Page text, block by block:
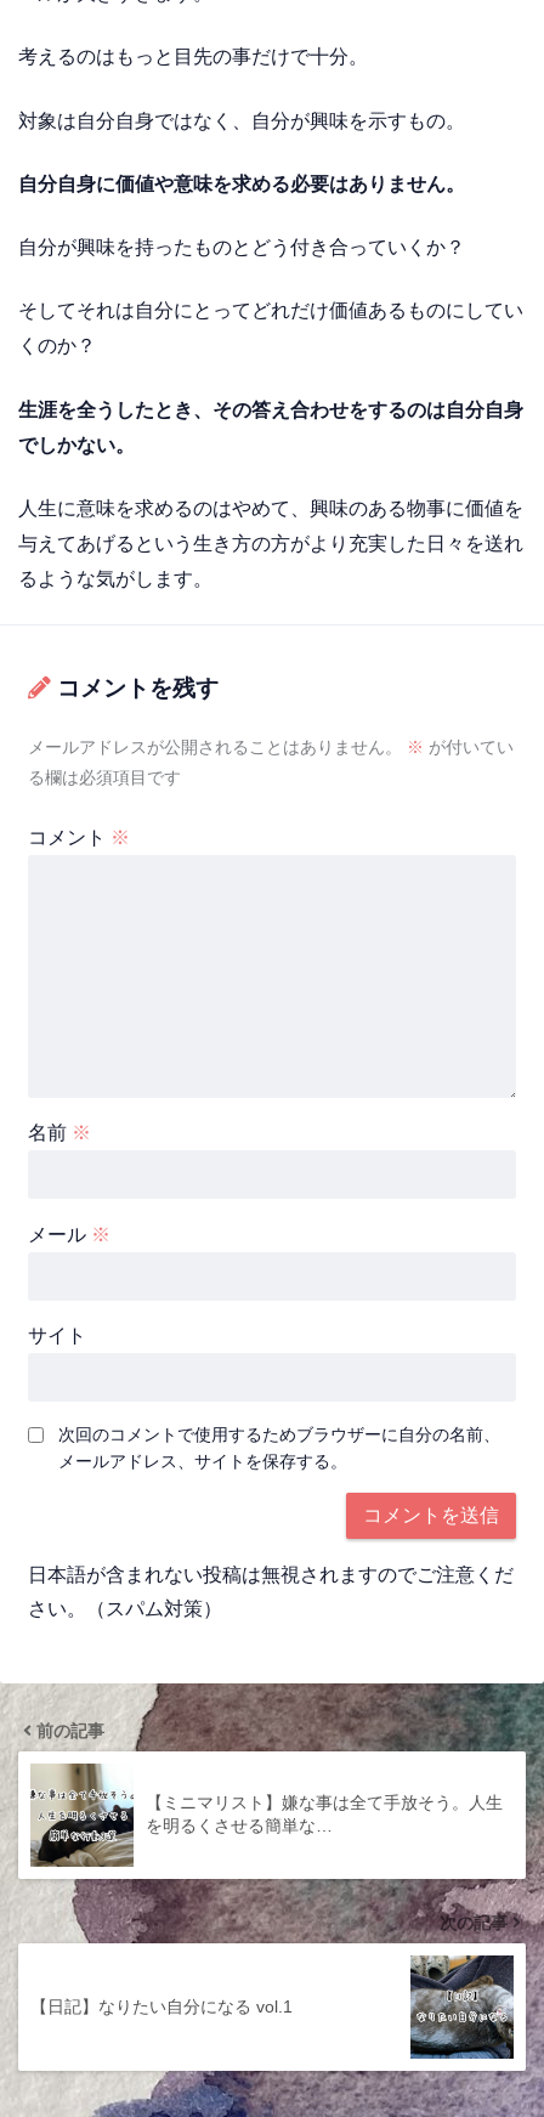
考えるのはもっと目先の事だけで十分。
対象は自分自身ではなく、自分が興味を示すもの。
自分自身に価値や意味を求める必要はありません。
自分が興味を持ったものとどう付き合っていくか？
そしてそれは自分にとってどれだけ価値あるものにしてい
くのか？
生涯を全うしたとき、その答え合わせをするのは自分自身
でしかない。
人生に意味を求めるのはやめて、興味のある物事に価値を
与えてあげるという生き方の方がより充実した日々を送れ
るような気がします。
コメントを残す
メールアドレスが公開されることはありません。 ※ が付いてい
る欄は必須項目です
コメント ※
名前 ※
メール ※
サイト
次回のコメントで使用するためブラウザーに自分の名前、
メールアドレス、サイトを保存する。
日本語が含まれない投稿は無視されますのでご注意くだ
さい。（スパム対策）
前の記事
【ミニマリスト】嫌な事は全て手放そう。人生
を明るくさせる簡単な…
次の記事
【日記】なりたい自分になる vol.1